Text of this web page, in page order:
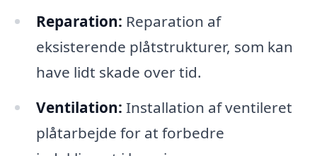
Reparation: Reparation af
eksisterende plåtstrukturer, som kan
have lidt skade over tid.
Ventilation: Installation af ventileret
plåtarbejde for at forbedre